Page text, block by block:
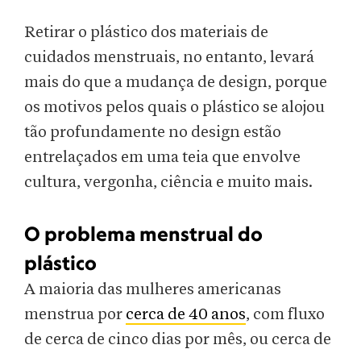
Retirar o plástico dos materiais de
cuidados menstruais, no entanto, levará
mais do que a mudança de design, porque
os motivos pelos quais o plástico se alojou
tão profundamente no design estão
entrelaçados em uma teia que envolve
cultura, vergonha, ciência e muito mais.
O problema menstrual do
plástico
A maioria das mulheres americanas
menstrua por cerca de 40 anos, com fluxo
de cerca de cinco dias por mês, ou cerca de